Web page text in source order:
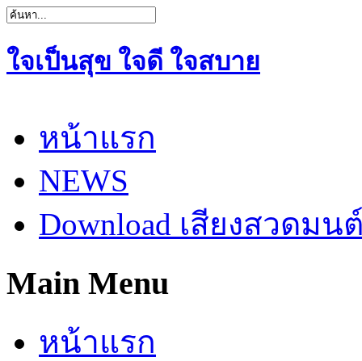
ใจเป็นสุข ใจดี ใจสบาย
หน้าแรก
NEWS
Download เสียงสวดมน
Main Menu
หน้าแรก